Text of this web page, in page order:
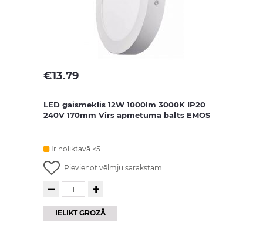
€13.79
LED gaismeklis 12W 1000lm 3000K IP20
240V 170mm Virs apmetuma balts EMOS
Ir noliktavā <5
Pievienot vēlmju sarakstam
IELIKT GROZĀ